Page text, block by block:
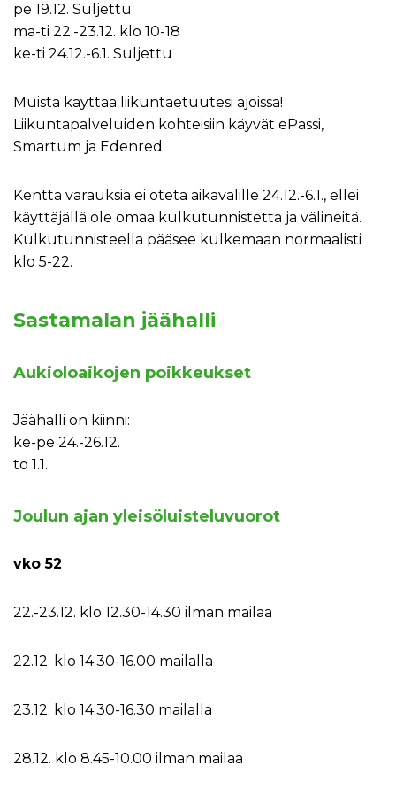
pe 19.12. Suljettu
ma-ti 22.-23.12. klo 10-18
ke-ti 24.12.-6.1. Suljettu
Muista käyttää liikuntaetuutesi ajoissa!
Liikuntapalveluiden kohteisiin käyvät ePassi,
Smartum ja Edenred.
Kenttä varauksia ei oteta aikavälille 24.12.-6.1., ellei
käyttäjällä ole omaa kulkutunnistetta ja välineitä.
Kulkutunnisteella pääsee kulkemaan normaalisti
klo 5-22.
Sastamalan jäähalli
Aukioloaikojen poikkeukset
Jäähalli on kiinni:
ke-pe 24.-26.12.
to 1.1.
Joulun ajan yleisöluisteluvuorot
vko 52
22.-23.12. klo 12.30-14.30 ilman mailaa
22.12. klo 14.30-16.00 mailalla
23.12. klo 14.30-16.30 mailalla
28.12. klo 8.45-10.00 ilman mailaa